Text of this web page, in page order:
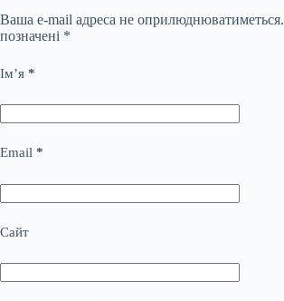
Ваша e-mail адреса не оприлюднюватиметься.
позначені *
Ім’я *
Email *
Сайт